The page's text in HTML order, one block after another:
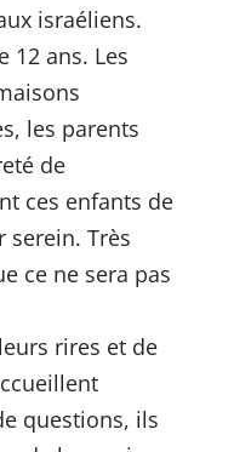
israéliens.
12 ans. Les
les parents
de
ces enfants de
serein. Très
ce ne sera pas
rires et de
questions, ils